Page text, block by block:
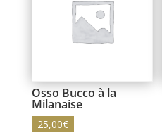
Osso Bucco à la
Milanaise
25,00€